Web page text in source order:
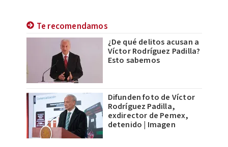
Te recomendamos
¿De qué delitos acusan a
Víctor Rodríguez Padilla?
Esto sabemos
Difunden foto de Víctor
Rodríguez Padilla,
exdirector de Pemex,
detenido | Imagen